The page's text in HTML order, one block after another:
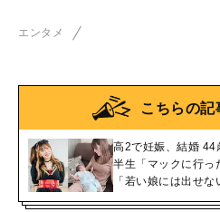
エンタメ
こちらの記
高2で妊娠、結婚 44
半生「マックに行っ
「若い娘には出せな